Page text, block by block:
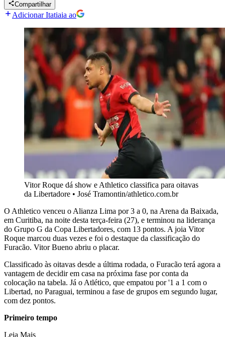
Compartilhar
Adicionar Itatiaia ao
Vitor Roque dá show e Athletico classifica para oitavas
da Libertadore • José Tramontin/athletico.com.br
O Athletico venceu o Alianza Lima por 3 a 0, na Arena da Baixada,
em Curitiba, na noite desta terça-feira (27), e terminou na liderança
do Grupo G da Copa Libertadores, com 13 pontos. A joia Vitor
Roque marcou duas vezes e foi o destaque da classificação do
Furacão. Vitor Bueno abriu o placar.
Classificado às oitavas desde a última rodada, o Furacão terá agora a
vantagem de decidir em casa na próxima fase por conta da
colocação na tabela. Já o Atlético, que empatou por '1 a 1 com o
Libertad, no Paraguai, terminou a fase de grupos em segundo lugar,
com dez pontos.
Primeiro tempo
Leia Mais